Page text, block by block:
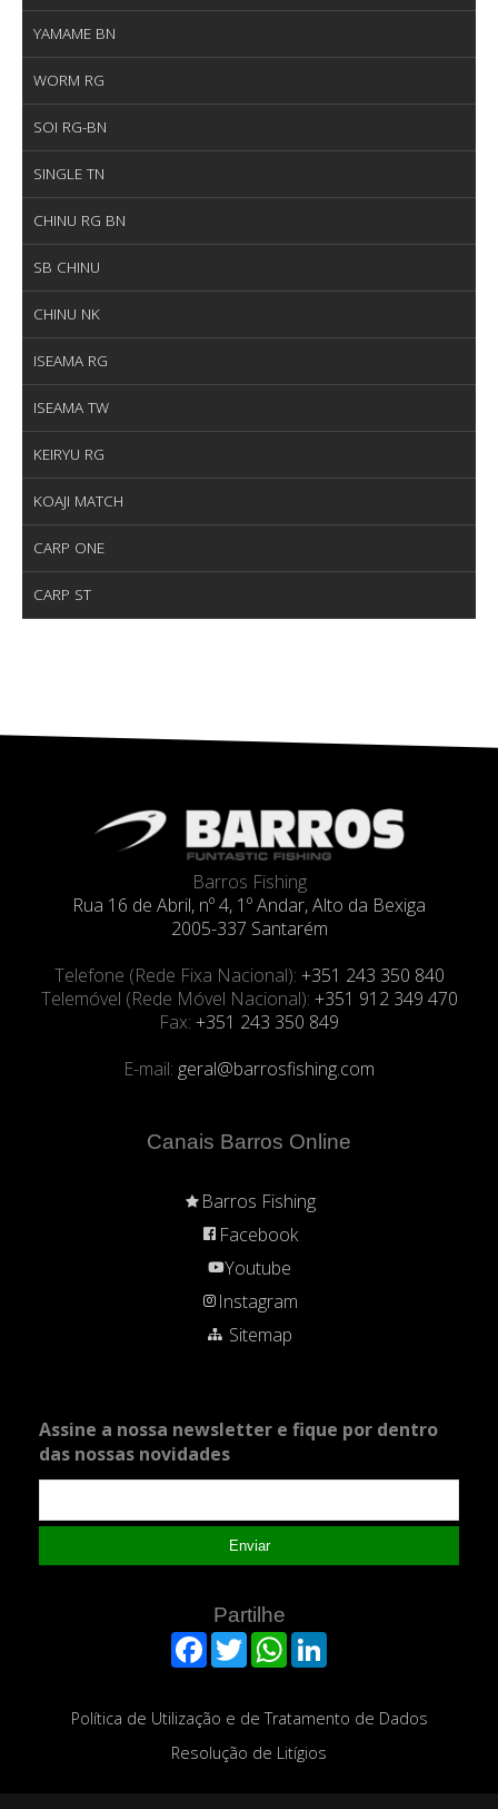
YAMAME BN
WORM RG
SOI RG-BN
SINGLE TN
CHINU RG BN
SB CHINU
CHINU NK
ISEAMA RG
ISEAMA TW
KEIRYU RG
KOAJI MATCH
CARP ONE
CARP ST
Barros Fishing
Rua 16 de Abril, nº 4, 1º Andar, Alto da Bexiga
2005-337 Santarém
Telefone (Rede Fixa Nacional): +351 243 350 840
Telemóvel (Rede Móvel Nacional): +351 912 349 470
Fax: +351 243 350 849
E-mail: geral@barrosfishing.com
Canais Barros Online
Barros Fishing
Facebook
Youtube
Instagram
Sitemap
Assine a nossa newsletter e fique por dentro
das nossas novidades
Enviar
Partilhe
Facebook
TwitterWhatsApp
Política de Utilização e de Tratamento de Dados
Resolução de Litígios